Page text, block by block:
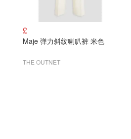
£
Maje 弹力斜纹喇叭裤 米色
THE OUTNET